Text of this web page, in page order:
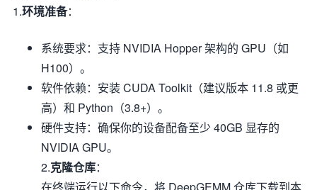
1.环境准备：
系统要求：支持 NVIDIA Hopper 架构的 GPU（如
H100）。
软件依赖：安装 CUDA Toolkit（建议版本 11.8 或更
高）和 Python（3.8+）。
硬件支持：确保你的设备配备至少 40GB 显存的
NVIDIA GPU。
2.克隆仓库：
在终端运行以下命令，将 DeepGEMM 仓库下载到本